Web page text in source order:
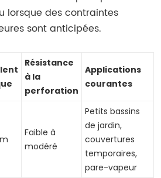
lorsque des contraintes
sont anticipées.
Résistance
à la
perforation
Applications
courantes
Faible à
modéré
Petits bassins
de jardin,
couvertures
temporaires,
pare-vapeur